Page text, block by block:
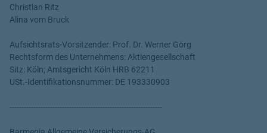
Christian Ritz
Alina vom Bruck
Aufsichtsrats-Vorsitzender: Prof. Dr. Werner Görg
Rechtsform des Unternehmens: Aktiengesellschaft
Sitz: Köln; Amtsgericht Köln HRB 62211
USt.-Identifikationsnummer: DE 193330903
----------------------------------------------------------------